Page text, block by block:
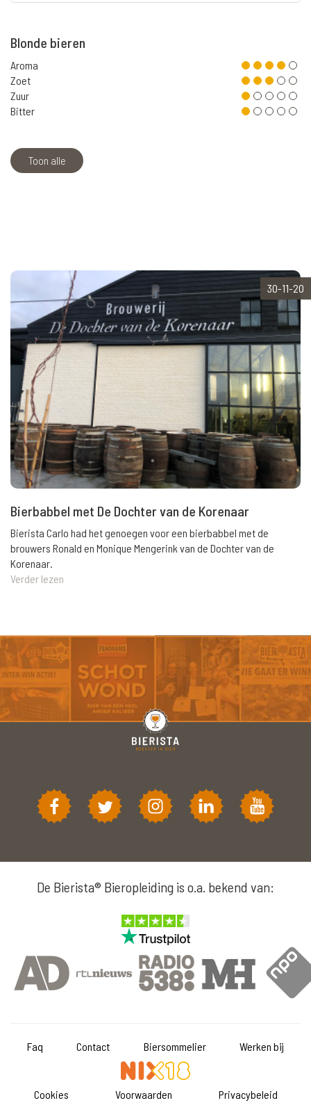
Blonde bieren
Aroma
Zoet
Zuur
Bitter
Toon alle
30-11-20
Bierbabbel met De Dochter van de Korenaar
Bierista Carlo had het genoegen voor een bierbabbel met de
brouwers Ronald en Monique Mengerink van de Dochter van de
Korenaar.
Verder lezen
De Bierista® Bieropleiding is o.a. bekend van:
Faq Contact Biersommelier Werken bij
Cookies Voorwaarden Privacybeleid